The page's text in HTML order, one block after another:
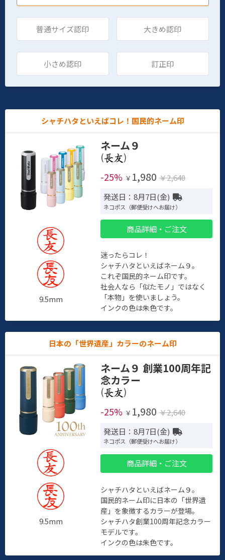
普通サイズ認印 大きめ認印
小さめ認印 訂正印
シャチハタといえばコレ！国民的ネーム印
9.5mm
ネーム９
(
)
-25% ￥ 1,980 ￥2,640
発送日：8月7日(金)
ネコポス（郵便受けへお届け）
商品詳細・ご注文
迷ったらコレ！
シャチハタといえばネーム９。
これぞ国民的ネーム印です。
社会人なら「似たモノ」ではなく
「本物」を使いましょう。
インクの色は朱色です。
日本の「世界遺産」カラーのネーム印
9.5mm
ネーム９ 創業100周年記
念カラー
(
)
-25% ￥ 1,980 ￥2,640
発送日：8月7日(金)
ネコポス（郵便受けへお届け）
商品詳細・ご注文
シャチハタといえばネーム９。
国民的ネーム印に日本の「世界遺
産」を象徴するカラーが登場。
シャチハタ創業100周年記念カラー
モデルです。
インクの色は朱色です。